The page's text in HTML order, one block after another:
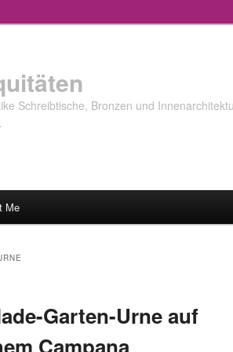
Schreibtische, Bronzen und
Me
Garten-Urne auf